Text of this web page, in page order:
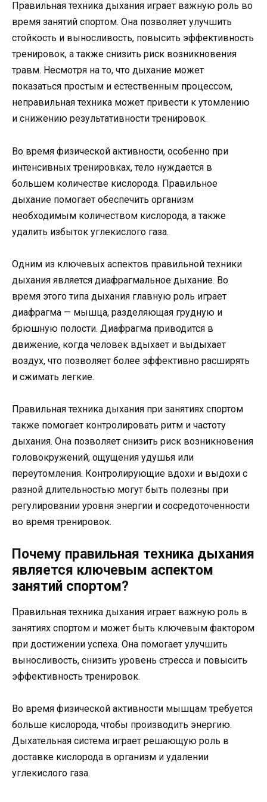
Правильная техника дыхания играет важную роль во
время занятий спортом. Она позволяет улучшить
стойкость и выносливость, повысить эффективность
тренировок, а также снизить риск возникновения
травм. Несмотря на то, что дыхание может
показаться простым и естественным процессом,
неправильная техника может привести к утомлению
и снижению результативности тренировок.
Во время физической активности, особенно при
интенсивных тренировках, тело нуждается в
большем количестве кислорода. Правильное
дыхание помогает обеспечить организм
необходимым количеством кислорода, а также
удалить избыток углекислого газа.
Одним из ключевых аспектов правильной техники
дыхания является диафрагмальное дыхание. Во
время этого типа дыхания главную роль играет
диафрагма — мышца, разделяющая грудную и
брюшную полости. Диафрагма приводится в
движение, когда человек вдыхает и выдыхает
воздух, что позволяет более эффективно расширять
и сжимать легкие.
Правильная техника дыхания при занятиях спортом
также помогает контролировать ритм и частоту
дыхания. Она позволяет снизить риск возникновения
головокружений, ощущения удушья или
переутомления. Контролирующие вдохи и выдохи с
разной длительностью могут быть полезны при
регулировании уровня энергии и сосредоточенности
во время тренировок.
Почему правильная техника дыхания
является ключевым аспектом
занятий спортом?
Правильная техника дыхания играет важную роль в
занятиях спортом и может быть ключевым фактором
при достижении успеха. Она помогает улучшить
выносливость, снизить уровень стресса и повысить
эффективность тренировок.
Во время физической активности мышцам требуется
больше кислорода, чтобы производить энергию.
Дыхательная система играет решающую роль в
доставке кислорода в организм и удалении
углекислого газа.